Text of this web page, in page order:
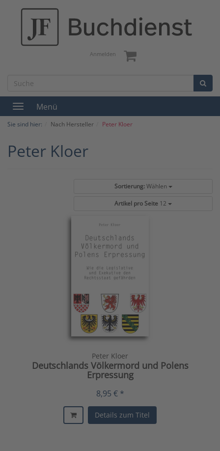
Anmelden
Toggle
navigation
Menü
Sie sind hier: Nach Hersteller Peter Kloer
Peter Kloer
Sortierung: Wählen
Artikel pro Seite 12
Peter Kloer
Deutschlands Völkermord und Polens
Erpressung
8,95 € *
Details zum Titel